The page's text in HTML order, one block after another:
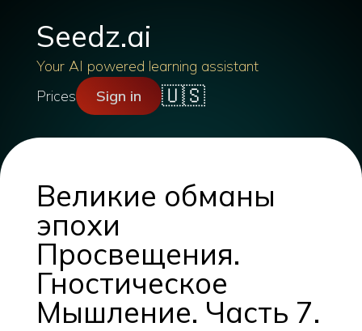
Seedz.ai
Your AI powered learning assistant
Prices
Sign in 🇺🇸
Великие обманы
эпохи
Просвещения.
Гностическое
Мышление. Часть 7.